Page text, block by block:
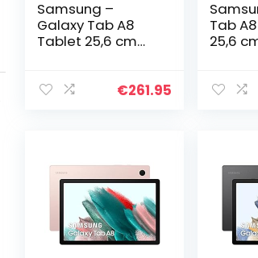
Samsung –
Galaxy Tab A8
Tablet 25,6 cm
Silber (spanische
€261.95
Tab
25,6
Silber